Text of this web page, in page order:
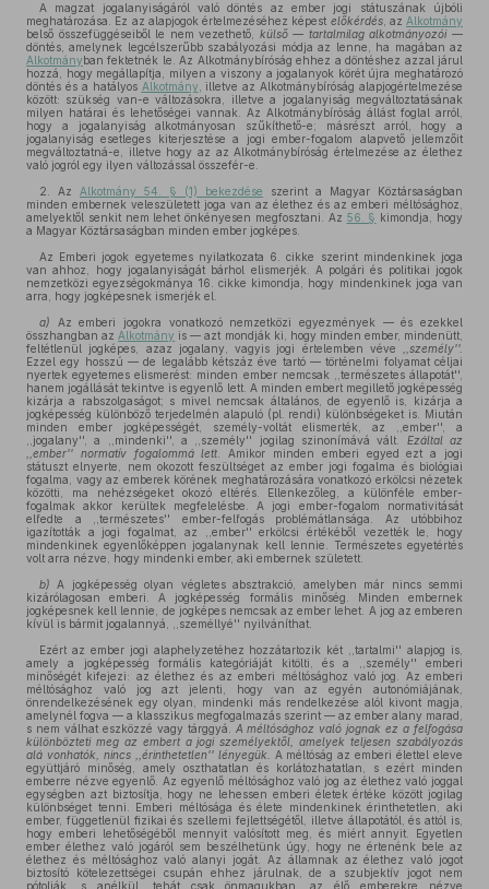
A magzat jogalanyiságáról való döntés az ember jogi státuszának újbóli
meghatározása. Ez az alapjogok értelmezéséhez képest előkérdés, az Alkotmány
belső összefüggéseiből le nem vezethető, külső — tartalmilag alkotmányozói—
döntés, amelynek legcélszerűbb szabályozási módja az lenne, ha magában az
Alkotmányban fektetnék le. Az Alkotmánybíróság ehhez a döntéshez azzal járul
hozzá, hogy megállapítja, milyen a viszony a jogalanyok körét újra meghatározó
döntés és a hatályos Alkotmány , illetve az Alkotmánybíróság alapjogértelmezése
között: szükség van-e változásokra, illetve a jogalanyiság megváltoztatásának
milyen határai és lehetőségei vannak. Az Alkotmánybíróság állást foglal arról,
hogy a jogalanyiság alkotmányosan szűkíthető-e; másrészt arról, hogy a
jogalanyiság esetleges kiterjesztése a jogi ember-fogalom alapvető jellemzőit
megváltoztatná-e, illetve hogy az az Alkotmánybíróság értelmezése az élethez
való jogról egy ilyen változással összefér-e.
2. Az Alkotmány 54. § (1) bekezdése szerint a Magyar Köztársaságban
minden embernek veleszületett joga van az élethez és az emberi méltósághoz,
amelyektől senkit nem lehet önkényesen megfosztani. Az 56. § kimondja, hogy
a Magyar Köztársaságban minden ember jogképes.
Az Emberi jogok egyetemes nyilatkozata 6. cikke szerint mindenkinek joga
van ahhoz, hogy jogalanyiságát bárhol elismerjék. A polgári és politikai jogok
nemzetközi egyezségokmánya 16. cikke kimondja, hogy mindenkinek joga van
arra, hogy jogképesnek ismerjék el.
a) Az emberi jogokra vonatkozó nemzetközi egyezmények — és ezekkel
összhangban az Alkotmány is — azt mondják ki, hogy minden ember, mindenütt,
feltétlenül jogképes, azaz jogalany, vagyis jogi értelemben véve
,,személy''.
Ezzel egy hosszú — de legalább kétszáz éve tartó — történelmi folyamat céljai
nyertek egyetemes elismerést: minden ember nemcsak ,,természetes állapotát'',
hanem jogállását tekintve is egyenlő lett. A minden embert megillető jogképesség
kizárja a rabszolgaságot; s mivel nemcsak általános, de egyenlő is, kizárja a
jogképesség különböző terjedelmén alapuló (pl. rendi) különbségeket is. Miután
minden ember jogképességét, személy-voltát elismerték, az ,,ember'', a
,,jogalany'', a ,,mindenki'', a ,,személy'' jogilag szinonímává vált. Ezáltal az
,,ember'' normatív fogalommá lett . Amikor minden emberi egyed ezt a jogi
státuszt elnyerte, nem okozott feszültséget az ember jogi fogalma és biológiai
fogalma, vagy az emberek körének meghatározására vonatkozó erkölcsi nézetek
közötti, ma nehézségeket okozó eltérés. Ellenkezőleg, a különféle ember-
fogalmak akkor kerültek megfelelésbe. A jogi ember-fogalom normativitását
elfedte a ,,természetes'' ember-felfogás problémátlansága. Az utóbbihoz
igazították a jogi fogalmat, az ,,ember'' erkölcsi értékéből vezették le, hogy
mindenkinek egyenlőképpen jogalanynak kell lennie. Természetes egyetértés
volt arra nézve, hogy mindenki ember, aki embernek született.
b) A jogképesség olyan végletes absztrakció, amelyben már nincs semmi
kizárólagosan emberi. A jogképesség formális minőség. Minden embernek
jogképesnek kell lennie, de jogképes nemcsak az ember lehet. A jog az emberen
kívül is bármit jogalannyá, ,,személlyé'' nyilváníthat.
Ezért az ember jogi alaphelyzetéhez hozzátartozik két ,,tartalmi'' alapjog is,
amely a jogképesség formális kategóriáját kitölti, és a ,,személy'' emberi
minőségét kifejezi: az élethez és az emberi méltósághoz való jog. Az emberi
méltósághoz való jog azt jelenti, hogy van az egyén autonómiájának,
önrendelkezésének egy olyan, mindenki más rendelkezése alól kivont magja,
amelynél fogva — a klasszikus megfogalmazás szerint — az ember alany marad,
s nem válhat eszközzé vagy tárggyá. A méltósághoz való jognak ez a felfogása
különbözteti meg az embert a jogi személyektől, amelyek teljesen szabályozás
alá vonhatók, nincs ,,érinthetetlen'' lényegük.
A méltóság az emberi élettel eleve
együttjáró minőség, amely oszthatatlan és korlátozhatatlan, s ezért minden
emberre nézve egyenlő. Az egyenlő méltósághoz való jog az élethez való joggal
egységben azt biztosítja, hogy ne lehessen emberi életek értéke között jogilag
különbséget tenni. Emberi méltósága és élete mindenkinek érinthetetlen, aki
ember, függetlenül fizikai és szellemi fejlettségétől, illetve állapotától, és attól is,
hogy emberi lehetőségéből mennyit valósított meg, és miért annyit. Egyetlen
ember élethez való jogáról sem beszélhetünk úgy, hogy ne értenénk bele az
élethez és méltósághoz való alanyi jogát. Az államnak az élethez való jogot
biztosító kötelezettségei csupán ehhez járulnak, de a szubjektív jogot nem
pótolják, s anélkül, tehát csak önmagukban, az élő emberekre nézve